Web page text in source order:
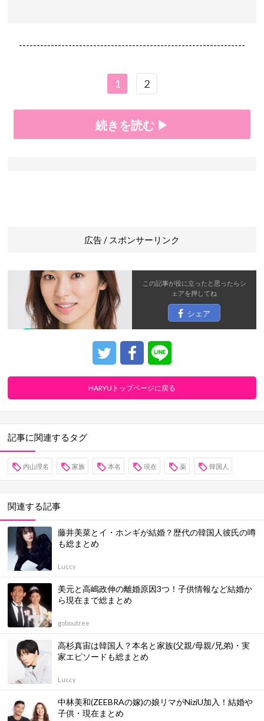
----------------------------------------------------------------
1 2
続きを読む ▶
広告 / スポンサーリンク
この記事が役に立ったと思ったらシ
ェアを押してね
シェア
HARYUトップページに戻る
記事に関連するタグ
内山理名 家族 本名 現在 薬 韓国人
関連する記事
藤井美菜とイ・ホンギが結婚？歴代の韓国人彼氏の噂
も総まとめ
Luccy
美元と高嶋政伸の離婚原因3つ！子供情報など結婚か
ら現在まで総まとめ
goboutree
高杉真宙は韓国人？本名と家族(父親/母親/兄弟)・実
家エピソードも総まとめ
Luccy
中林美和(ZEEBRAの嫁)の娘リマがNiziU加入！結婚や
子供・現在まとめ